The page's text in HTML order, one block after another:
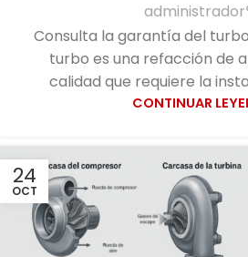
administrador
Consulta la garantía del
turbo es una refacción de
calidad que requiere la
CONTINUAR
24
OCT